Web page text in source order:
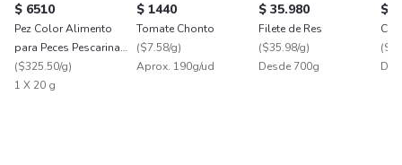
$ 6510
Pez Color Alimento
para Peces Pescarina
Escamas Tropicales
($325.50/g)
1 X 20 g
$ 1440
Tomate Chonto
($7.58/g)
Aprox. 190g/ud
$ 35.980
Filete de Res
($35.98/g)
Desde 700g
$
(